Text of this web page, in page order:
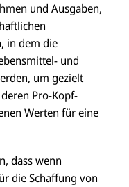
und Ausgaben,
in dem die
und
um gezielt
Pro-Kopf-
Werten für eine
dass wenn
die Schaffung von